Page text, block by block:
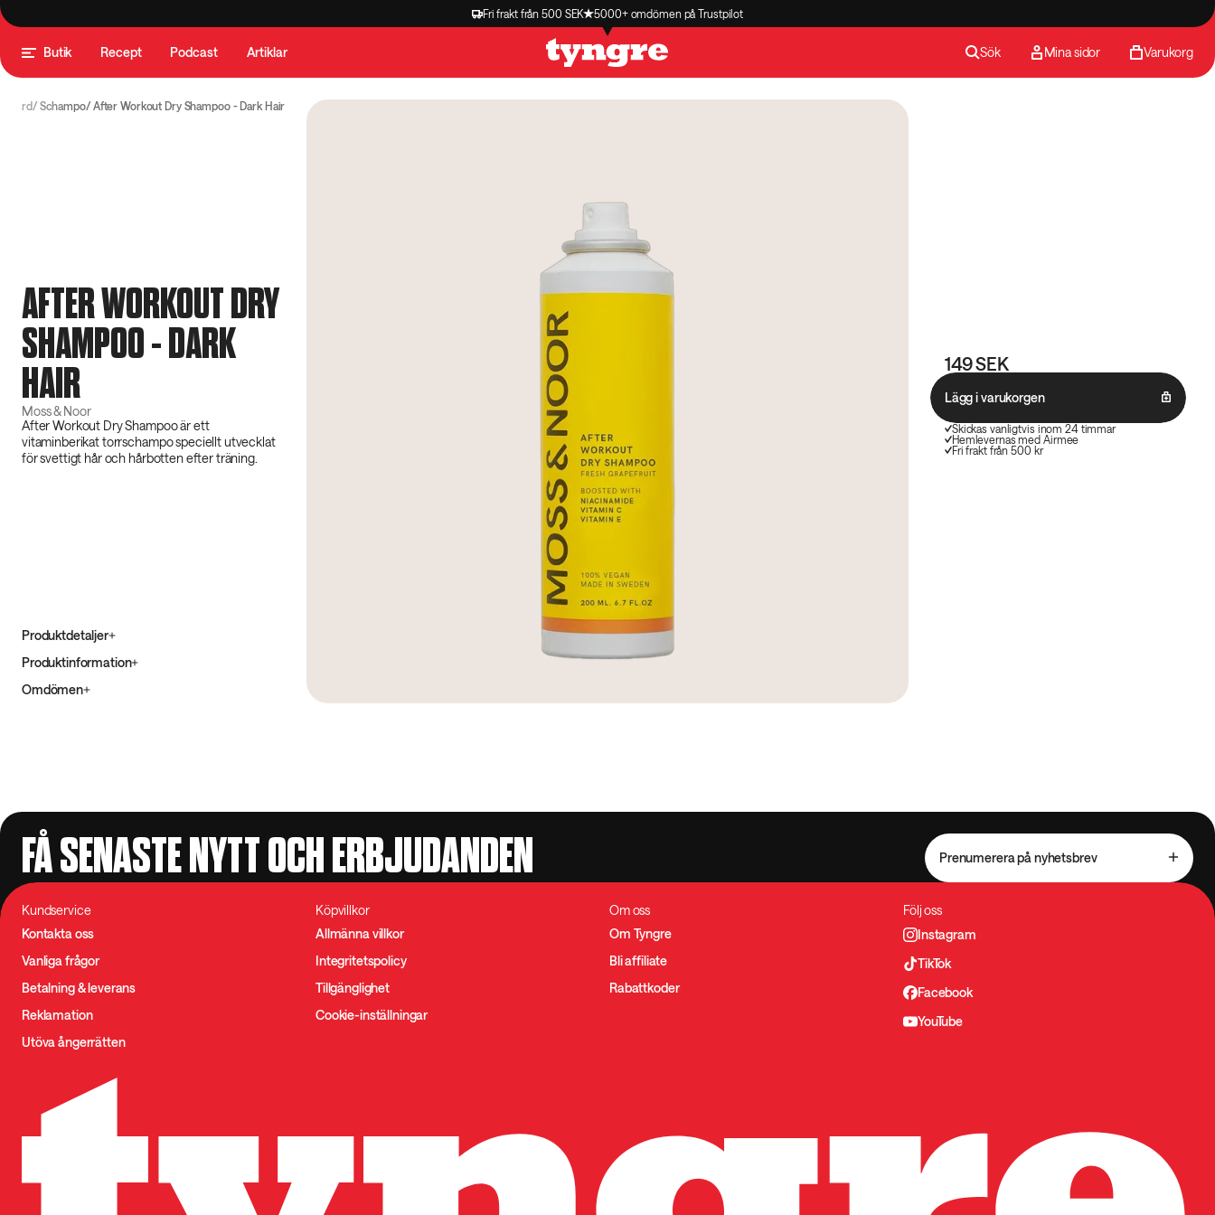
Fri frakt från 500 SEK 5000+ omdömen på Trustpilot
Butik Recept Podcast Artiklar Sök Mina sidor Varukorg
Schampo After Workout Dry Shampoo - Dark Hair
AFTER WORKOUT DRY
SHAMPOO - DARK
HAIR
Moss & Noor
After Workout Dry Shampoo är ett
vitaminberikat torrschampo speciellt utvecklat
för svettigt hår och hårbotten efter träning.
Produktdetaljer
Produktinformation
Omdömen
149 SEK
Lägg i varukorgen
Skickas vanligtvis inom 24 timmar
Hemlevernas med Airmee
Fri frakt från 500 kr
FÅ SENASTE NYTT OCH ERBJUDANDEN Prenumerera på nyhetsbrev
Kundservice
Kontakta oss
Vanliga frågor
Betalning & leverans
Reklamation
Utöva ångerrätten
Köpvillkor
Allmänna villkor
Integritetspolicy
Tillgänglighet
Cookie-inställningar
Om oss
Om Tyngre
Bli affiliate
Rabattkoder
Följ oss
Instagram
TikTok
Facebook
YouTube